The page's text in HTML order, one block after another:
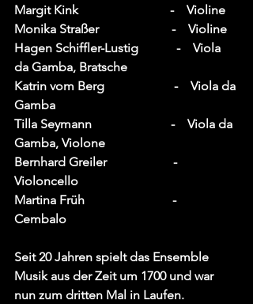
Margit Kink                             -    Violine
Monika Straßer                       -    Violine
Hagen Schiffler-Lustig            -    Viola
da Gamba, Bratsche
Katrin vom Berg                      -    Viola da
Gamba
Tilla Seymann                         -    Viola da
Gamba, Violone
Bernhard Greiler                     -
Violoncello
Martina Früh     			-
Cembalo
Seit 20 Jahren spielt das Ensemble
Musik aus der Zeit um 1700 und war
nun zum dritten Mal in Laufen.